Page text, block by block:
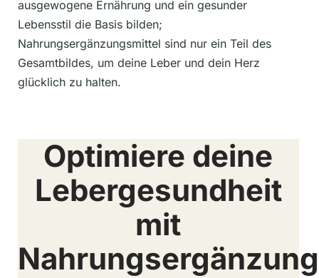
ausgewogene Ernährung und ein gesunder
Lebensstil die Basis bilden;
Nahrungsergänzungsmittel sind nur ein Teil des
Gesamtbildes, um deine Leber und dein Herz
glücklich zu halten.
Optimiere deine
Lebergesundheit
mit